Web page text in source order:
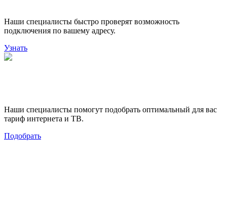
Наши специалисты быстро проверят возможность
подключения по вашему адресу.
Узнать
Наши специалисты помогут подобрать оптимальный для вас
тариф интернета и ТВ.
Подобрать